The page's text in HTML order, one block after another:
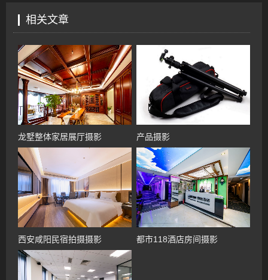
相关文章
龙墅整体家居展厅摄影 产品摄影
西安咸阳民宿拍摄摄影 都市118酒店房间摄影